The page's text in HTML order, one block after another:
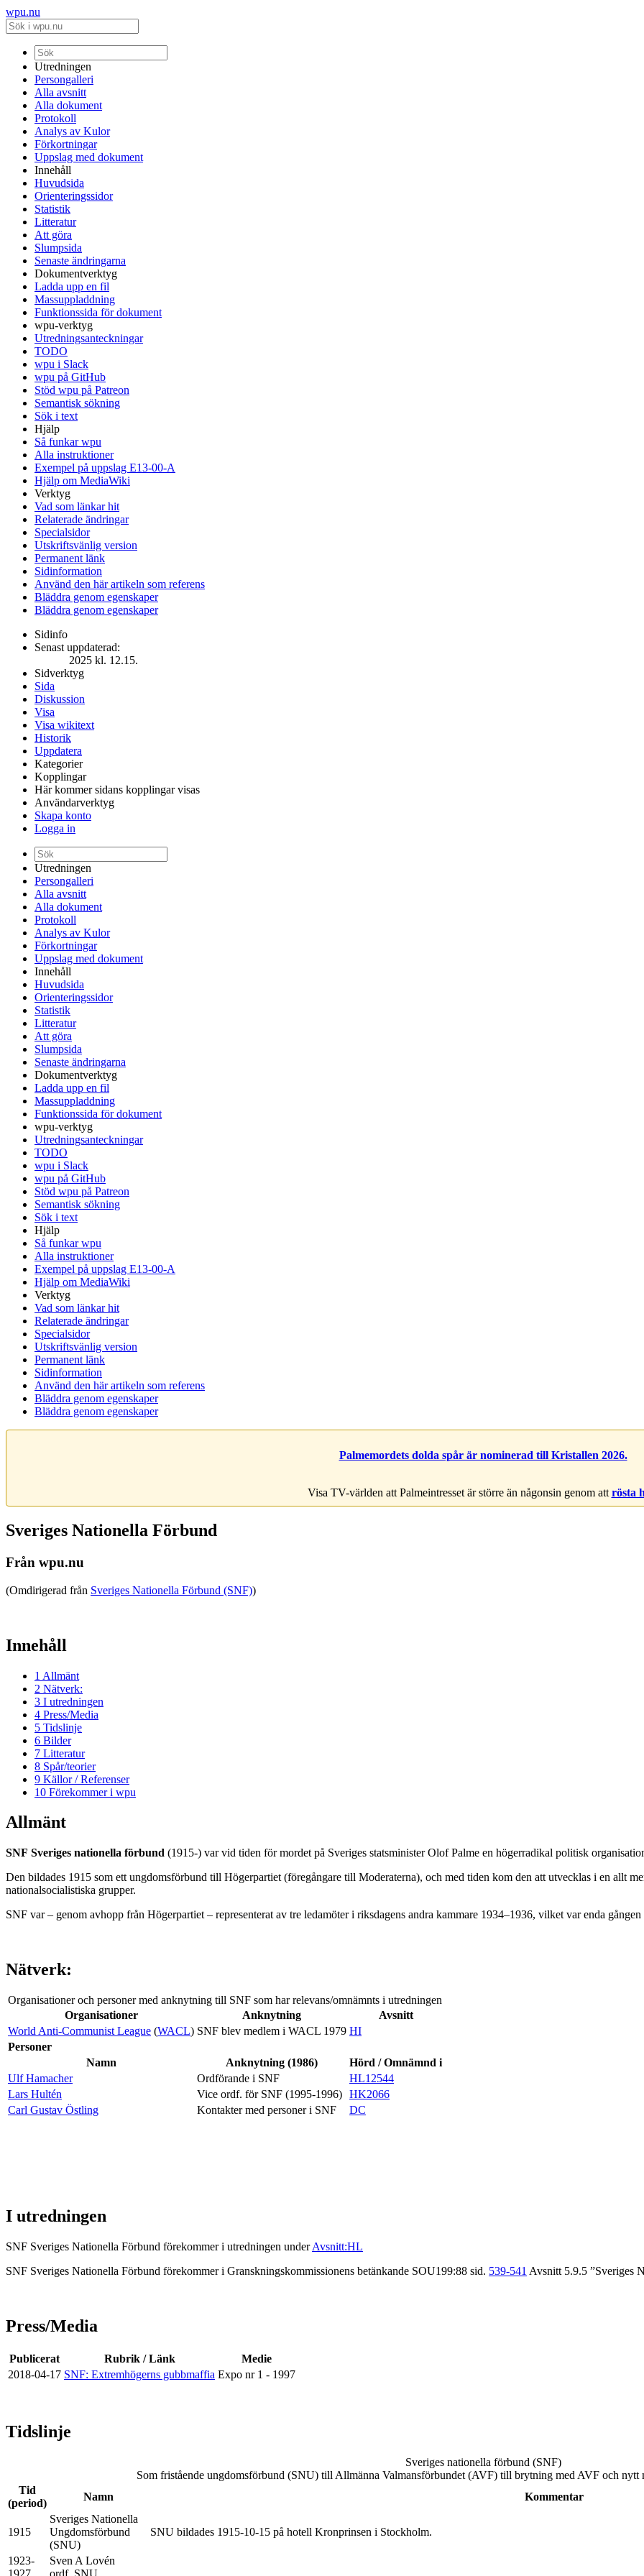
wpu.nu
Utredningen
Persongalleri
Alla avsnitt
Alla dokument
Protokoll
Analys av Kulor
Förkortningar
Uppslag med dokument
Innehåll
Huvudsida
Orienteringssidor
Statistik
Litteratur
Att göra
Slumpsida
Senaste ändringarna
Dokumentverktyg
Ladda upp en fil
Massuppladdning
Funktionssida för dokument
wpu-verktyg
Utredningsanteckningar
TODO
wpu i Slack
wpu på GitHub
Stöd wpu på Patreon
Semantisk sökning
Sök i text
Hjälp
Så funkar wpu
Alla instruktioner
Exempel på uppslag E13-00-A
Hjälp om MediaWiki
Verktyg
Vad som länkar hit
Relaterade ändringar
Specialsidor
Utskriftsvänlig version
Permanent länk
Sidinformation
Använd den här artikeln som referens
Bläddra genom egenskaper
Bläddra genom egenskaper
Sidinfo
Senast uppdaterad:
2025 kl. 12.15.
Sidverktyg
Sida
Diskussion
Visa
Visa wikitext
Historik
Uppdatera
Kategorier
Kopplingar
Här kommer sidans kopplingar visas
Användarverktyg
Skapa konto
Logga in
Utredningen
Persongalleri
Alla avsnitt
Alla dokument
Protokoll
Analys av Kulor
Förkortningar
Uppslag med dokument
Innehåll
Huvudsida
Orienteringssidor
Statistik
Litteratur
Att göra
Slumpsida
Senaste ändringarna
Dokumentverktyg
Ladda upp en fil
Massuppladdning
Funktionssida för dokument
wpu-verktyg
Utredningsanteckningar
TODO
wpu i Slack
wpu på GitHub
Stöd wpu på Patreon
Semantisk sökning
Sök i text
Hjälp
Så funkar wpu
Alla instruktioner
Exempel på uppslag E13-00-A
Hjälp om MediaWiki
Verktyg
Vad som länkar hit
Relaterade ändringar
Specialsidor
Utskriftsvänlig version
Permanent länk
Sidinformation
Använd den här artikeln som referens
Bläddra genom egenskaper
Bläddra genom egenskaper
Palmemordets dolda spår är nominerad till Kristallen 2026.
Visa TV-världen att Palmeintresset är större än någonsin genom att rösta
Sveriges Nationella Förbund
Från wpu.nu
(Omdirigerad från Sveriges Nationella Förbund (SNF))
Innehåll
1 Allmänt
2 Nätverk:
3 I utredningen
4 Press/Media
5 Tidslinje
6 Bilder
7 Litteratur
8 Spår/teorier
9 Källor / Referenser
10 Förekommer i wpu
Allmänt
SNF Sveriges nationella förbund (1915-) var vid tiden för mordet på Sveriges statsminister Olof Palme en högerradikal politisk
Den bildades 1915 som ett ungdomsförbund till Högerpartiet (föregångare till Moderaterna), och med tiden kom den att utvecklas i en allt
nationalsocialistiska grupper.
SNF var – genom avhopp från Högerpartiet – representerat av tre ledamöter i riksdagens andra kammare 1934–1936, vilket var enda
Nätverk:
Organisationer och personer med anknytning till SNF som har relevans/omnämnts i utredningen
Organisationer
Anknytning
Avsnitt
World Anti-Communist League (WACL) SNF blev medlem i WACL 1979 HI
Personer
Namn
Anknytning (1986)
Hörd / Omnämnd i
Ulf Hamacher
Ordförande i SNF
HL12544
Lars Hultén
Vice ordf. för SNF (1995-1996) HK2066
Carl Gustav Östling
Kontakter med personer i SNF DC
I utredningen
SNF Sveriges Nationella Förbund förekommer i utredningen underAvsnitt:HL
SNF Sveriges Nationella Förbund förekommer i Granskningskommissionens betänkande SOU199:88 sid. 539-541 Avsnitt 5.9.5 ”Sveriges
Press/Media
Publicerat Rubrik / Länk
Medie
2018-04-17 SNF: Extremhögerns gubbmaffia Expo nr 1 - 1997
Tidslinje
Sveriges nationella förbund (SNF)
Som fristående ungdomsförbund (SNU) till Allmänna Valmansförbundet (AVF) till brytning med AVF och nytt
Tid
(period)
Namn Kommentar
1915
Sveriges Nationella
Ungdomsförbund
(SNU)
SNU bildades 1915-10-15 på hotell Kronprinsen i Stockholm.
1923-
1927
Sven A Lovén
ordf. SNU